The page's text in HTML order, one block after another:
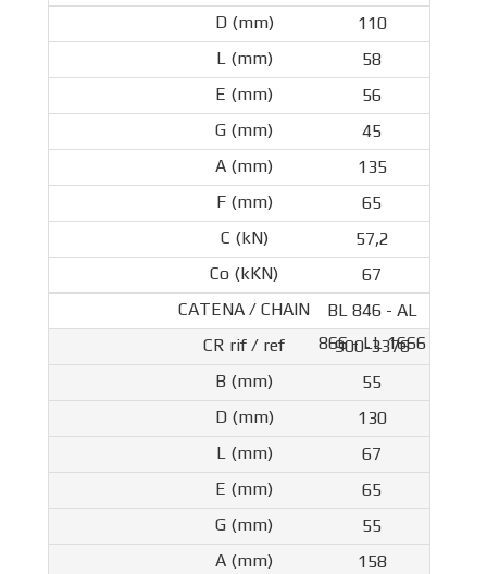
110
58
56
45
135
65
57,2
67
BL 846 - AL
866 - LL 1666
900-3376
55
130
67
65
55
158